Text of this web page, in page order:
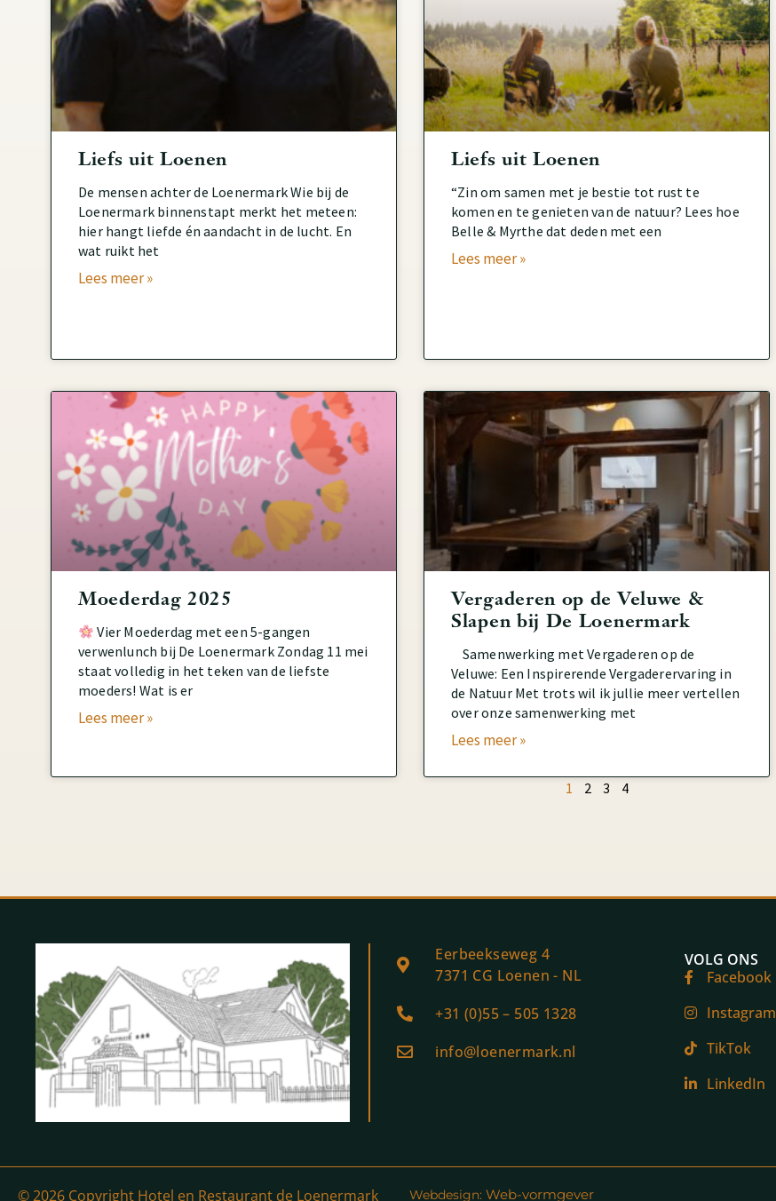
Liefs uit Loenen
De mensen achter de Loenermark Wie bij de
Loenermark binnenstapt merkt het meteen:
hier hangt liefde én aandacht in de lucht. En
wat ruikt het
Lees meer »
Liefs uit Loenen
“Zin om samen met je bestie tot rust te
komen en te genieten van de natuur? Lees hoe
Belle & Myrthe dat deden met een
Lees meer »
Moederdag 2025
Vier Moederdag met een 5-gangen
verwenlunch bij De Loenermark Zondag 11 mei
staat volledig in het teken van de liefste
moeders! Wat is er
Lees meer »
Vergaderen op de Veluwe &
Slapen bij De Loenermark
Samenwerking met Vergaderen op de
Veluwe: Een Inspirerende Vergaderervaring in
de Natuur Met trots wil ik jullie meer vertellen
over onze samenwerking met
Lees meer »
1 2 3 4
Eerbeekseweg 4
7371 CG Loenen - NL
+31 (0)55 – 505 1328
info@loenermark.nl
VOLG ONS
Facebook
Instagram
TikTok
LinkedIn
© 2026 Copyright Hotel en Restaurant de Loenermark Webdesign:Web-vormgever